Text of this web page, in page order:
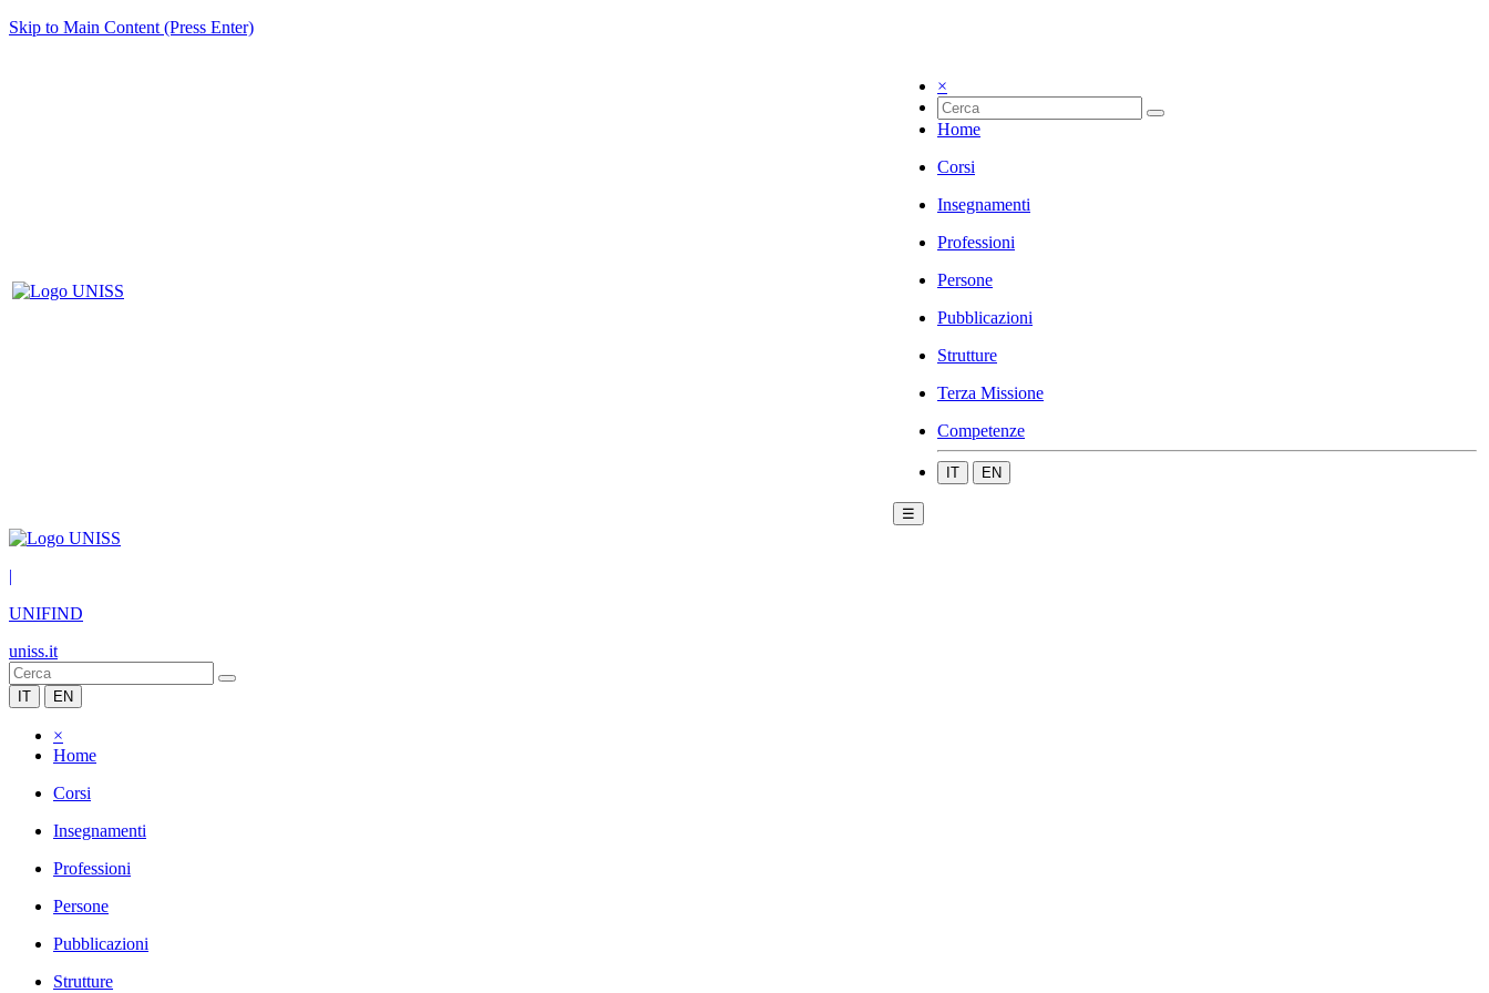
Skip to Main Content (Press Enter)
×
Home
Corsi
Insegnamenti
Professioni
Persone
Pubblicazioni
Strutture
Terza Missione
Competenze
IT EN
☰
|
UNIFIND
uniss.it
IT EN
×
Home
Corsi
Insegnamenti
Professioni
Persone
Pubblicazioni
Strutture